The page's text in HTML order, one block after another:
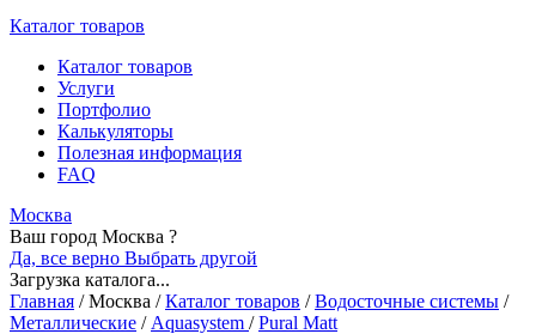
Каталог товаров
Каталог товаров
Услуги
Портфолио
Калькуляторы
Полезная информация
FAQ
Москва
Ваш город Москва ?
Да, все верно Выбрать другой
Загрузка каталога...
Главная /Москва / Каталог товаров / Водосточные системы /
Металлические / Aquasystem / Pural Matt